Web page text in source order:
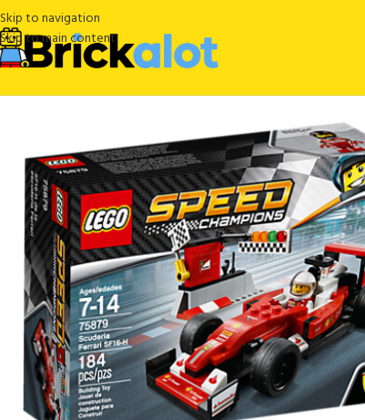
Skip to navigation
Skip to main content